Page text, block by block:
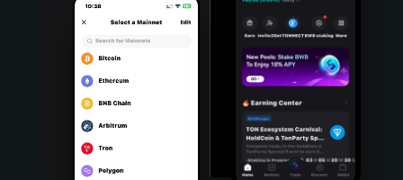
Português (Portugal)
Bahasa Indonesia